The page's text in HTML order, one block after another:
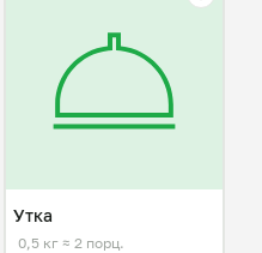
Утка
0,5 кг ≈ 2 порц.